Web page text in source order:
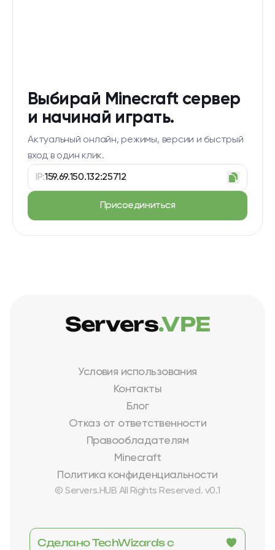
Выбирай Minecraft сервер
и начинай играть.
Актуальный онлайн, режимы, версии и быстрый
вход в один клик.
IP:159.69.150.132:25712
Присоединиться
Условия использования
Контакты
Блог
Отказ от ответственности
Правообладателям
Minecraft
Политика конфиденциальности
© Servers.HUB All Rights Reserved. v0.1
Servers.VPE
Сделано TechWizards с